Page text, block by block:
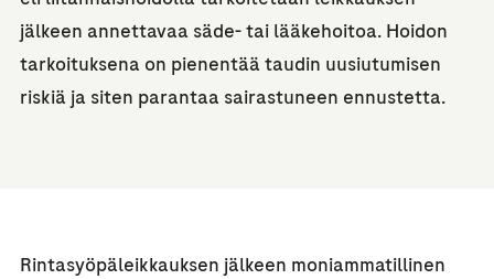
jälkeen annettavaa säde- tai lääkehoitoa. Hoidon
tarkoituksena on pienentää taudin uusiutumisen
riskiä ja siten parantaa sairastuneen ennustetta.
Rintasyöpäleikkauksen jälkeen moniammatillinen